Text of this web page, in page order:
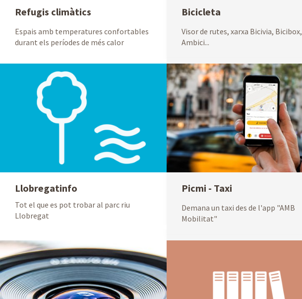
Refugis climàtics
Espais amb temperatures confortables
durant els períodes de més calor
Bicicleta
Visor de rutes, xarxa Bicivia, Bicibox,
Ambici...
Llobregatinfo
Tot el que es pot trobar al parc riu
Llobregat
Picmi - Taxi
Demana un taxi des de l'app "AMB
Mobilitat"